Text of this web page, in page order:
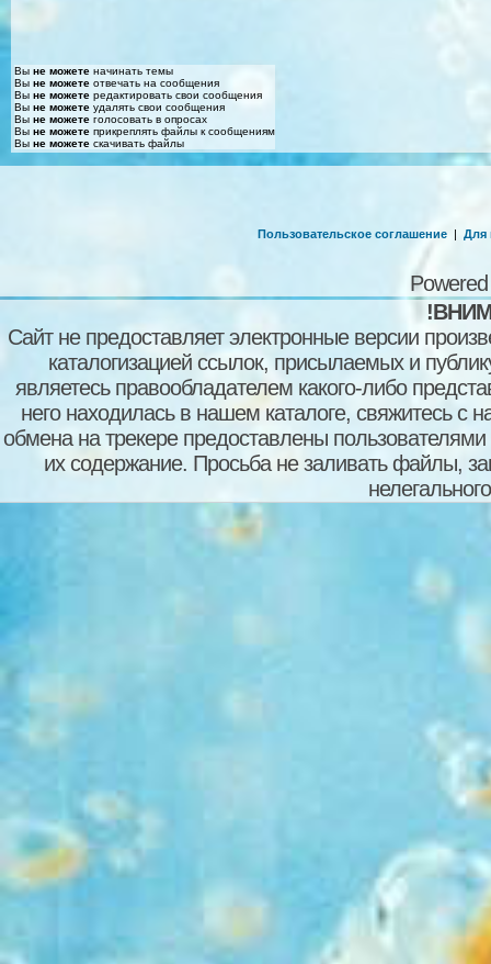
Вы не можете начинать темы
Вы не можете отвечать на сообщения
Вы не можете редактировать свои сообщения
Вы не можете удалять свои сообщения
Вы не можете голосовать в опросах
Вы не можете прикреплять файлы к сообщениям
Вы не можете скачивать файлы
Пользовательское соглашение | Для
Сайт не предоставляет электронные версии
каталогизацией ссылок, присылаемых и
являетесь правообладателем какого-либо
него находилась в нашем каталоге, свяжитесь
обмена на трекере предоставлены пользователями
их содержание. Просьба не заливать файлы,